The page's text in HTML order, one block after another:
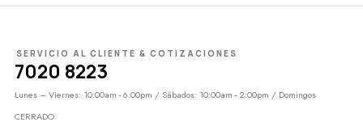
SERVICIO AL CLIENTE & COTIZACIONES
7020 8223
Lunes – Viernes: 10:00am - 6:00pm / Sábados: 10:00am - 2:00pm / Domingos
CERRADO